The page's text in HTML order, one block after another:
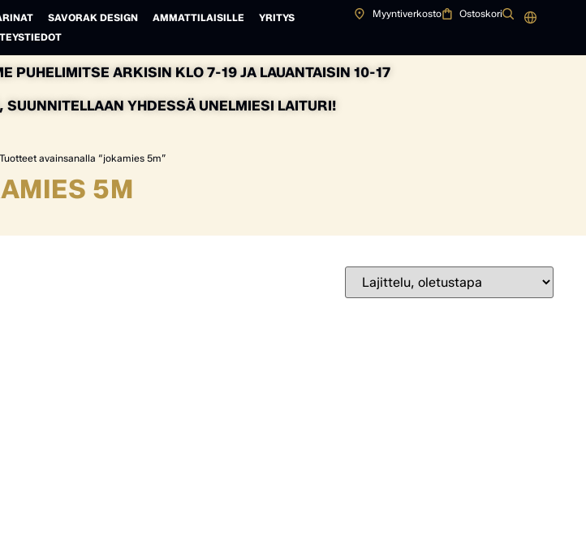
SAVORAK DESIGN AMMATTILAISILLE
YRITYS
Myyntiverkosto Ostoskori
PUHELIMITSE ARKISIN KLO 7-19 JA LAUANTAISIN 10-17
SUUNNITELLAAN YHDESSÄ UNELMIESI LAITURI!
avainsanalla “jokamies 5m”
5M